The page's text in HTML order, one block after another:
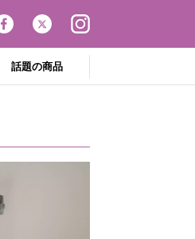
話題の商品